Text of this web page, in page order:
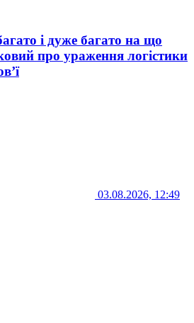
і дуже багато на що
про ураження логістики
03.08.2026, 12:49